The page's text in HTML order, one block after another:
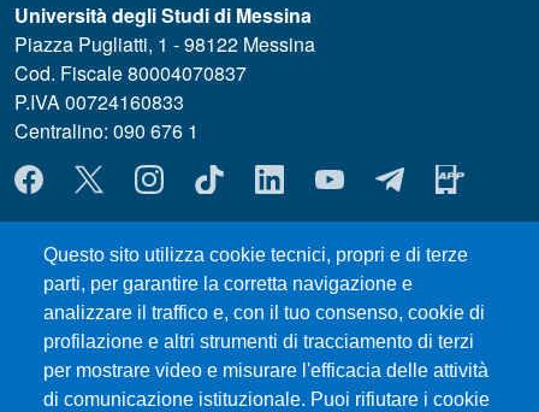
Questo sito utilizza cookie tecnici, propri e di terze
parti, per garantire la corretta navigazione e
analizzare il traffico e, con il tuo consenso, cookie di
profilazione e altri strumenti di tracciamento di terzi
per mostrare video e misurare l'efficacia delle attività
di comunicazione istituzionale. Puoi rifiutare i cookie
Università degli Studi di Messina
Piazza Pugliatti, 1 - 98122 Messina
Cod. Fiscale 80004070837
P.IVA 00724160833
Centralino: 090 676 1
MENÙ SOCIAL
MENÙ FOOTER 1
Where we are
Forms and Templates
Council Meetings
UniMeSTONE
Siti Tematici